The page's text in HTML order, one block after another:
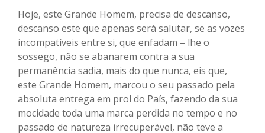
Hoje, este Grande Homem, precisa de descanso,
descanso este que apenas será salutar, se as vozes
incompatíveis entre si, que enfadam – lhe o
sossego, não se abanarem contra a sua
permanência sadia, mais do que nunca, eis que,
este Grande Homem, marcou o seu passado pela
absoluta entrega em prol do País, fazendo da sua
mocidade toda uma marca perdida no tempo e no
passado de natureza irrecuperável, não teve a